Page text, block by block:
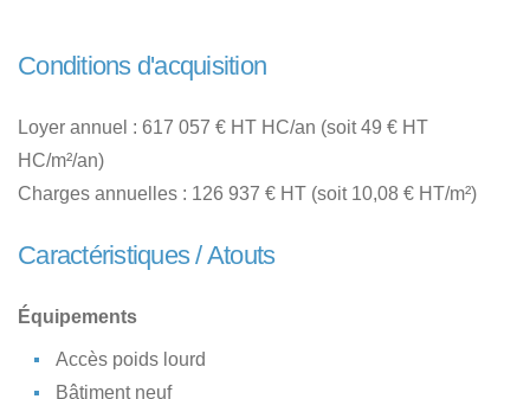
Conditions d'acquisition
Loyer annuel : 617 057 € HT HC/an (soit 49 € HT
HC/m²/an)
Charges annuelles : 126 937 € HT (soit 10,08 € HT/m²)
Caractéristiques / Atouts
Équipements
Accès poids lourd
Bâtiment neuf